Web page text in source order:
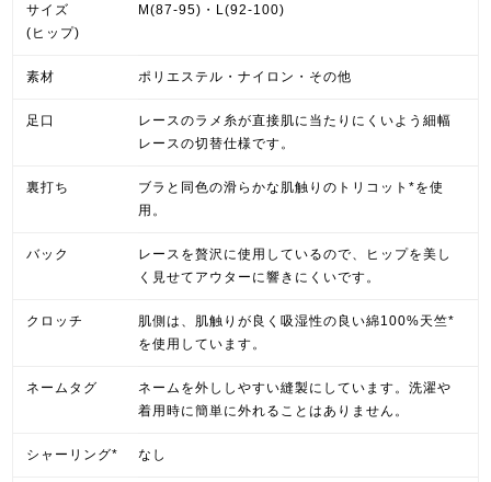
サイズ
(ヒップ)
M(87-95)・L(92-100)
素材 ポリエステル・ナイロン・その他
足口
レースのラメ糸が直接肌に当たりにくいよう細幅
レースの切替仕様です。
裏打ち
ブラと同色の滑らかな肌触りのトリコット*を使
用。
バック
レースを贅沢に使用しているので、ヒップを美し
く見せてアウターに響きにくいです。
クロッチ
肌側は、肌触りが良く吸湿性の良い綿100%天竺*
を使用しています。
ネームタグ
ネームを外ししやすい縫製にしています。洗濯や
着用時に簡単に外れることはありません。
シャーリング* なし